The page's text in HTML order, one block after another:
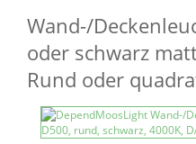
Wand-/
oder schwarz
Rund oder